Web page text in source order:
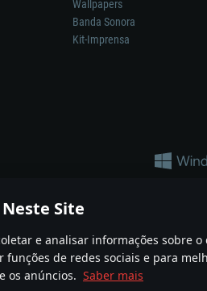
Site
e analisar informações sobre o
funções de redes sociais e para
os anúncios. Saber mais
Wallpapers
Banda Sonora
Kit-Imprensa
sistema de armas ou veículo neste
Kft. All trademarks, logos and brand
Termos de Serviço